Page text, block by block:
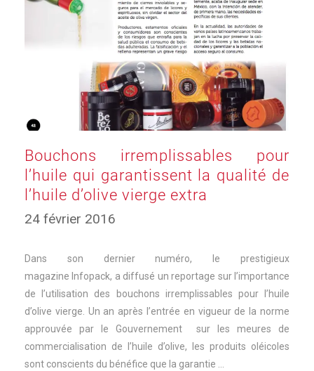
Bouchons irremplissables pour
l’huile qui garantissent la qualité de
l’huile d’olive vierge extra
24 février 2016
Dans son dernier numéro, le prestigieux
magazine Infopack, a diffusé un reportage sur l’importance
de l’utilisation des bouchons irremplissables pour l’huile
d’olive vierge. Un an après l’entrée en vigueur de la norme
approuvée par le Gouvernement sur les meures de
commercialisation de l’huile d’olive, les produits oléicoles
sont conscients du bénéfice que la garantie …